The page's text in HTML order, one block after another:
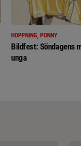
HOPPNING, PONNY
Bildfest: Söndagens
unga